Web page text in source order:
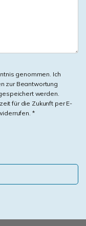
genommen. Ich
zur Beantwortung
werden.
für die Zukunft per E-
*